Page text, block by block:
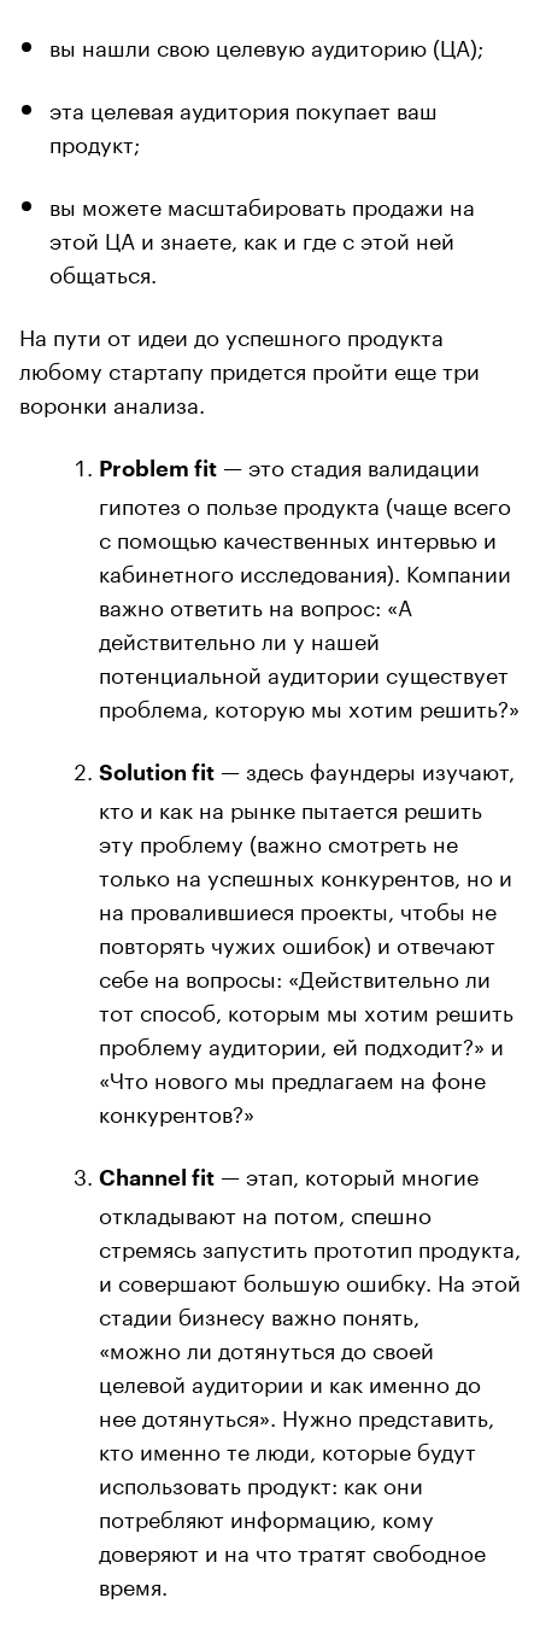
вы нашли свою целевую аудиторию (ЦА);
эта целевая аудитория покупает ваш
продукт;
вы можете масштабировать продажи на
этой ЦА и знаете, как и где с этой ней
общаться.
На пути от идеи до успешного продукта
любому стартапу придется пройти еще три
воронки анализа.
Problem fit — это стадия валидации
гипотез о пользе продукта (чаще всего
с помощью качественных интервью и
кабинетного исследования). Компании
важно ответить на вопрос: «А
действительно ли у нашей
потенциальной аудитории существует
проблема, которую мы хотим решить?»
Solution fit — здесь фаундеры изучают,
кто и как на рынке пытается решить
эту проблему (важно смотреть не
только на успешных конкурентов, но и
на провалившиеся проекты, чтобы не
повторять чужих ошибок) и отвечают
себе на вопросы: «Действительно ли
тот способ, которым мы хотим решить
проблему аудитории, ей подходит?» и
«Что нового мы предлагаем на фоне
конкурентов?»
Channel fit — этап, который многие
откладывают на потом, спешно
стремясь запустить прототип продукта,
и совершают большую ошибку. На этой
стадии бизнесу важно понять,
«можно ли дотянуться до своей
целевой аудитории и как именно до
нее дотянуться». Нужно представить,
кто именно те люди, которые будут
использовать продукт: как они
потребляют информацию, кому
доверяют и на что тратят свободное
время.